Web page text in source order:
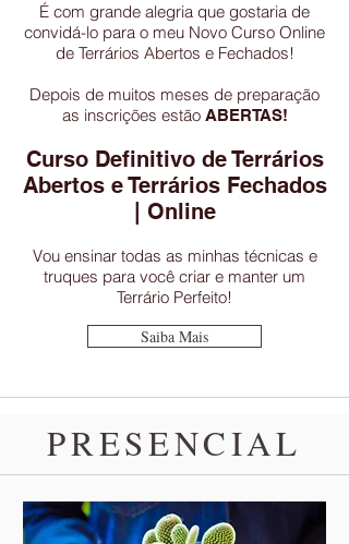
É com grande alegria que gostaria de
convidá-lo para o meu Novo Curso Online
de Terrários Abertos e Fechados!
Depois de muitos meses de preparação
as inscrições estão ABERTAS!
Curso Definitivo de Terrários
Abertos e Terrários Fechados
| Online
Vou ensinar todas as minhas técnicas e
truques para você criar e manter um
Terrário Perfeito!
Saiba Mais
PRESENCIAL